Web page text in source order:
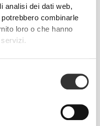
analisi dei dati web,
combinarle
loro o che hanno
BASE ALLE TUE
cavallo
all'orlo
(cm)/(in)
77